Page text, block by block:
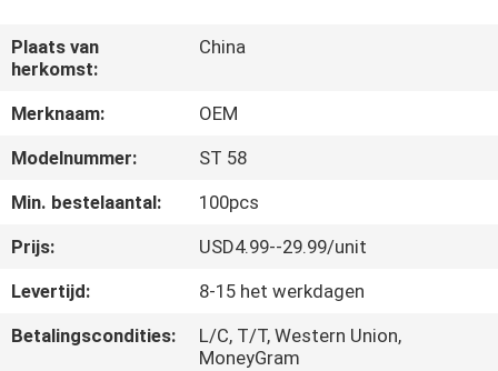
ONS
FABRIEKSREIS
KWALITEITSCONTROLE
CONTACTEER
ONS
Plaats van
herkomst:
China
Merknaam:
OEM
Modelnummer:
ST 58
Min. bestelaantal:
100pcs
Prijs:
USD4.99--29.99/unit
Levertijd:
8-15 het werkdagen
Betalingscondities:
L/C, T/T, Western Union,
MoneyGram